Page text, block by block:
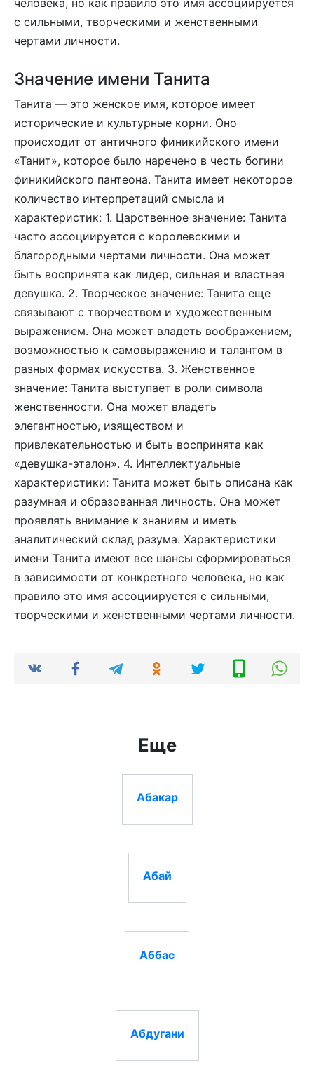
с сильными, творческими и женственными
чертами личности.
Значение имени Танита
Танита — это женское имя, которое имеет
исторические и культурные корни. Оно
происходит от античного финикийского имени
«Танит», которое было наречено в честь богини
финикийского пантеона. Танита имеет некоторое
количество интерпретаций смысла и
характеристик: 1. Царственное значение: Танита
часто ассоциируется с королевскими и
благородными чертами личности. Она может
быть воспринята как лидер, сильная и властная
девушка. 2. Творческое значение: Танита еще
связывают с творчеством и художественным
выражением. Она может владеть воображением,
возможностью к самовыражению и талантом в
разных формах искусства. 3. Женственное
значение: Танита выступает в роли символа
женственности. Она может владеть
элегантностью, изяществом и
привлекательностью и быть воспринята как
«девушка-эталон». 4. Интеллектуальные
характеристики: Танита может быть описана как
разумная и образованная личность. Она может
проявлять внимание к знаниям и иметь
аналитический склад разума. Характеристики
имени Танита имеют все шансы сформироваться
в зависимости от конкретного человека, но как
правило это имя ассоциируется с сильными,
творческими и женственными чертами личности.
Еще
Абакар
Абай
Аббас
Абдугани